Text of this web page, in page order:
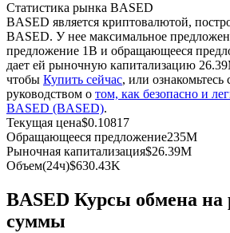
Фьючерсы с использованием USDC
обеспечения
Статистика рынка BASED
BASED является криптовалютой,
BASED. У нее максимальное
предложение 1B и обращающееся
дает ей рыночную капитализацию
чтобы Купить сейчас, или
руководством о том, как безопасно и
BASED (BASED).
Текущая цена$0.10817
Обращающееся предложение235M
Рыночная капитализация$26.39M
Объем(24ч)$630.43K
BASED Курсы обмена на
суммы